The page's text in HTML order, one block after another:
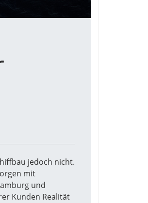
jedoch nicht.
mit
und
Kunden Realität